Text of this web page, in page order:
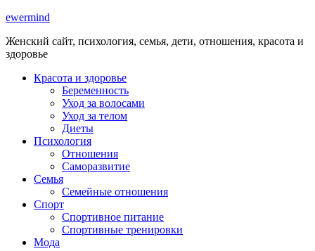
ewermind
Женский сайт, психология, семья, дети, отношения, красота и
здоровье
Красота и здоровье
Беременность
Уход за волосами
Уход за телом
Диеты
Психология
Отношения
Саморазвитие
Семья
Семейные отношения
Спорт
Спортивное питание
Спортивные тренировки
Мода